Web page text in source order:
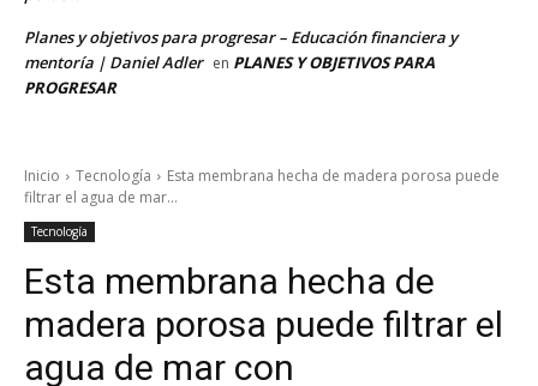
Planes y objetivos para progresar – Educación financiera y
mentoría | Daniel Adler en PLANES Y OBJETIVOS PARA
PROGRESAR